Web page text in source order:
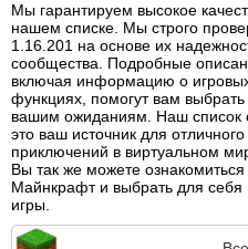
Мы гарантируем высокое
нашем списке. Мы строго
1.16.201 на основе их
сообщества. Подробные
включая информацию о
функциях, помогут вам выбрать
вашим ожиданиям. Наш список
это ваш источник для
приключений в виртуальном
Вы так же можете
Майнкрафт и выбрать для
игры.